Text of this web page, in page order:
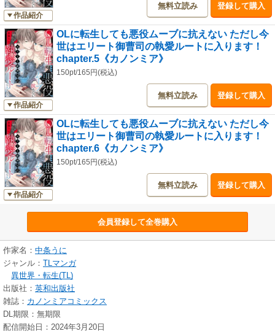
作品紹介
無料立読み 登録して購入
作品紹介
OLに転生しても悪役ムーブに抗えない ただし今
世はエリート御曹司の執愛ルートに入ります！
chapter.5《カノンミア》
150pt/165円(税込)
無料立読み 登録して購入
作品紹介
OLに転生しても悪役ムーブに抗えない ただし今
世はエリート御曹司の執愛ルートに入ります！
chapter.6《カノンミア》
150pt/165円(税込)
無料立読み 登録して購入
会員登録して全巻購入
作家名： 中条うに
ジャンル： TLマンガ
異世界・転生(TL)
出版社： 英和出版社
雑誌： カノンミアコミックス
DL期限：無期限
配信開始日：2024年3月20日